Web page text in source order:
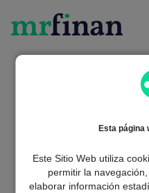
Esta página
Este Sitio Web utiliza
permitir la
elaborar información